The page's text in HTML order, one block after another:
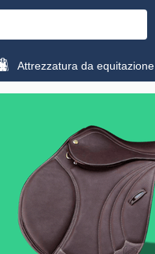
Attrezzatura da equitazione